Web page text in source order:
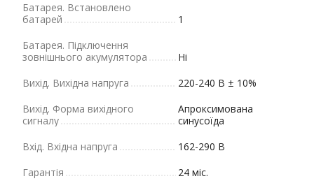
Батарея. Bстановлено
батарей
1
Батарея. Підключення
зовнішнього акумулятора
Ні
Вихід. Вихідна напруга
220-240 В ± 10%
Вихід. Форма вихідного
сигналу
Апроксимована
синусоїда
Вхід. Вхідна напруга
162-290 В
Гарантія
24 міс.